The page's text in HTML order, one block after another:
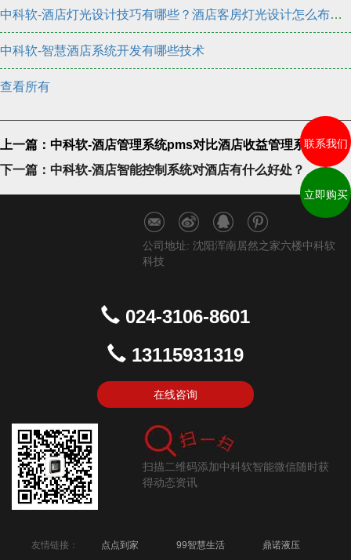
联系我们
立即购买
中科软-酒店灯光设计技巧有哪些？酒店客房灯光设计怎么布置？
中科软-智慧酒店系统开发有哪些技术
查看所有
上一篇：中科软-酒店管理系统pms对比酒店收益管理系统
下一篇：中科软-酒店智能控制系统对酒店有什么好处？
公司地址: 沈阳浑南居然之家六楼中科软
科技
024-3106-8601
13115931319
在线咨询
扫描二维码添加中科软智能微信随时获
得动态资讯
友情链接： 点点到家 99智慧生活 鼎诺液压